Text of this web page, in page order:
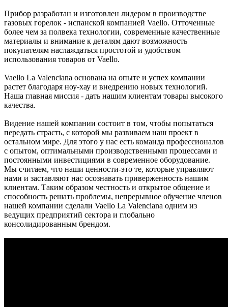
Прибор разработан и изготовлен лидером в производстве
газовых горелок - испанской компанией Vaello. Отточенные
более чем за полвека технологии, современные качественные
материалы и внимание к деталям дают возможность
покупателям наслаждаться простотой и удобством
использования товаров от Vaello.
Vaello La Valenciana основана на опыте и успех компании
растет благодаря ноу-хау и внедрению новых технологий.
Наша главная миссия - дать нашим клиентам товары высокого
качества.
Видение нашей компании состоит в том, чтобы попытаться
передать страсть, с которой мы развиваем наш проект в
остальном мире. Для этого у нас есть команда профессионалов
с опытом, оптимальными производственными процессами и
постоянными инвестициями в современное оборудование.
Мы считаем, что наши ценности-это те, которые управляют
нами и заставляют нас осознавать приверженность нашим
клиентам. Таким образом честность и открытое общение и
способность решать проблемы, непрерывное обучение членов
нашей компании сделали Vaello La Valenciana одним из
ведущих предприятий сектора и глобально
консолидированным брендом.